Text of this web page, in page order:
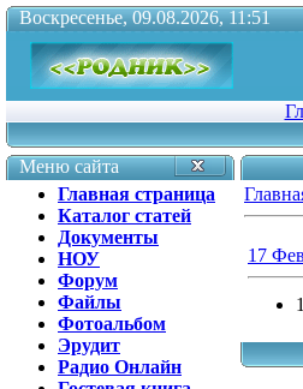
Воскресенье, 09.08.2026, 11:51
Меню сайта
Главная страница
Каталог статей
Документы
НОУ
Форум
Файлы
Фотоальбом
Эрудит
Радио Онлайн
17